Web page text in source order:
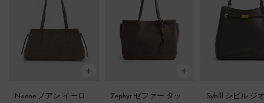
Noane ノアン イーロ
Zephyr ゼファー タッ
Sybill シビル ジ